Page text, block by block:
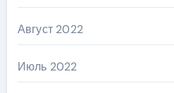
Август 2022
Июль 2022